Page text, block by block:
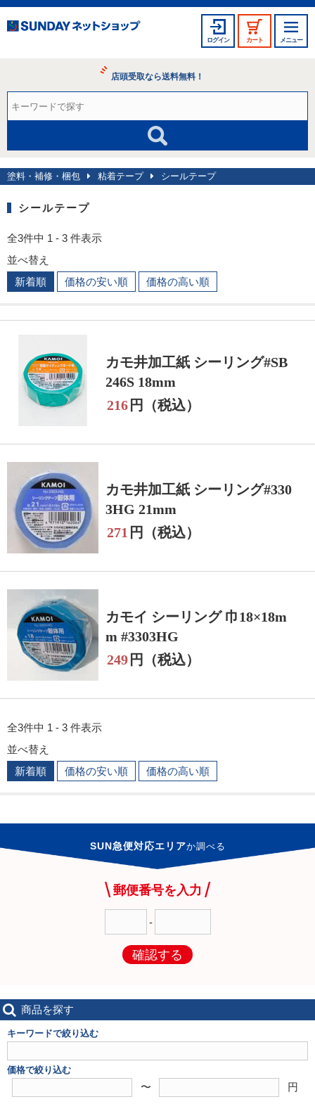
ログイン カート メニュー
店頭受取なら送料無料！
塗料・補修・梱包 粘着テープ シールテープ
シールテープ
全3件中 1 - 3 件表示
並べ替え
新着順
価格の安い順 価格の高い順
カモ井加工紙 シーリング#SB
246S 18mm
216 円（税込）
カモ井加工紙 シーリング#330
3HG 21mm
271 円（税込）
カモイ シーリング 巾18×18m
m #3303HG
249 円（税込）
全3件中 1 - 3 件表示
並べ替え
新着順
価格の安い順 価格の高い順
SUN急便対応エリアか調べる
郵便番号を入力
-
確認する
商品を探す
キーワードで絞り込む
価格で絞り込む
〜 円